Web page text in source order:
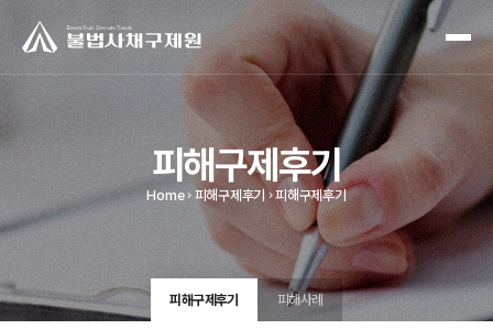
피해구제후기
Home 피해구제후기 피해구제후기
피해구제후기 피해사례